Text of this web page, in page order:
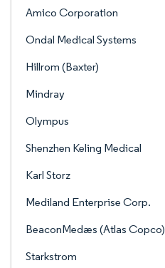
Amico Corporation
Ondal Medical Systems
Hillrom (Baxter)
Mindray
Olympus
Shenzhen Keling Medical
Karl Storz
Mediland Enterprise Corp.
BeaconMedæs (Atlas Copco)
Starkstrom